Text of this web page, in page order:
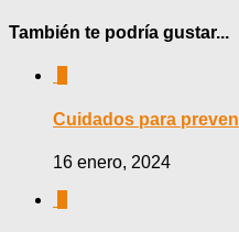
También te podría gustar...
Cuidados para
16 enero, 2024